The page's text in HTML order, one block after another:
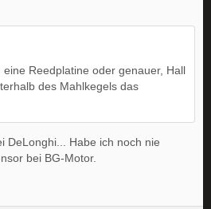
Reedplatine oder genauer, Hall
des Mahlkegels das
DeLonghi... Habe ich noch nie
bei BG-Motor.